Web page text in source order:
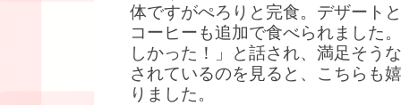
体ですがぺろりと完食。デザート
コーヒーも追加で食べられました
しかった！」と話され、満足そう
されているのを見ると、こちらも
りました。